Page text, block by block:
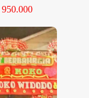
950.000